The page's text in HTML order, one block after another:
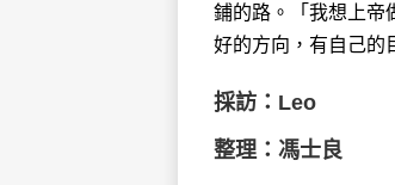
鋪的路。「我想上帝
好的方向，有自己的
採訪：Leo
整理：馮士良